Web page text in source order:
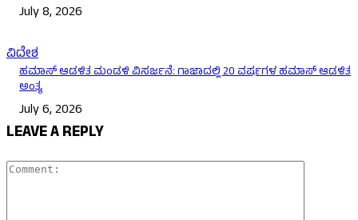
July 8, 2026
ವಿದೇಶ
ಹಮಾಸ್ ಆಡಳಿತ ಮಂಡಳಿ ವಿಸರ್ಜನೆ: ಗಾಜಾದಲ್ಲಿ 20 ವರ್ಷಗಳ ಹಮಾಸ್ ಆಡಳಿತ
ಅಂತ್ಯ
July 6, 2026
LEAVE A REPLY